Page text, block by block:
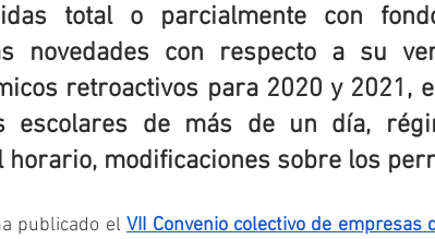
total o parcialmente con
novedades con respecto a su
retroactivos para 2020 y 2021,
escolares de más de un día,
horario, modificaciones sobre los
publicado el VII Convenio colectivo de